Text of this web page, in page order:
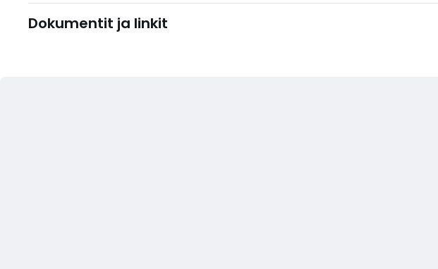
Dokumentit ja linkit